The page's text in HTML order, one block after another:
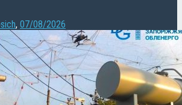
, 07/08/2026